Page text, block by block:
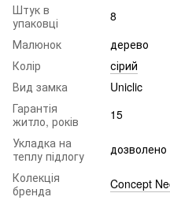
Штук в
упаковці
8
Малюнок
дерево
Колір
сірий
Вид замка
Uniclic
Гарантія
житло, років
15
Укладка на
теплу підлогу
дозволено
Колекція
бренда
Concept